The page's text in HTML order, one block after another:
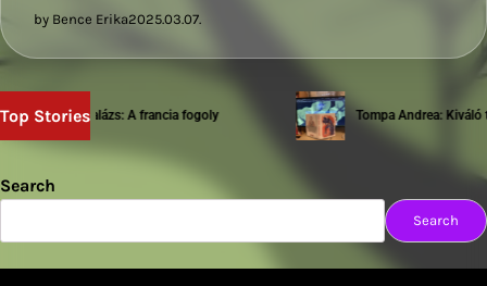
by Bence Erika2025.03.07.
Top Stories
Sziwery Balázs: A francia fogoly Tompa Andrea: Kiváló
Search
Search